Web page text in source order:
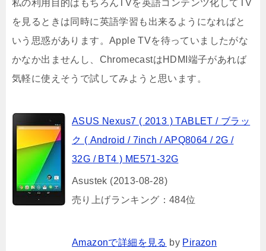
私の利用目的はもちろんTVを英語コンテンツ化してTV
を見るときは同時に英語学習も出来るようになればと
いう思惑があります。Apple TVを待っていましたがな
かなか出ませんし、ChromecastはHDMI端子があれば
気軽に使えそうで試してみようと思います。
ASUS Nexus7 ( 2013 ) TABLET / ブラッ
ク ( Android / 7inch / APQ8064 / 2G /
32G / BT4 ) ME571-32G
Asustek (2013-08-28)
売り上げランキング：484位
Amazonで詳細を見る by Pirazon